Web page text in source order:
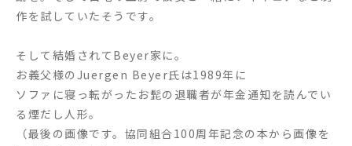
作を試していたそうです。
そして結婚されてBeyer家に。
お義父様のJuergen Beyer氏は1989年に
ソファに寝っ転がったお髭の退職者が年金通知を読んでい
る煙だし人形。
（最後の画像です。協同組合100周年記念の本から画像を